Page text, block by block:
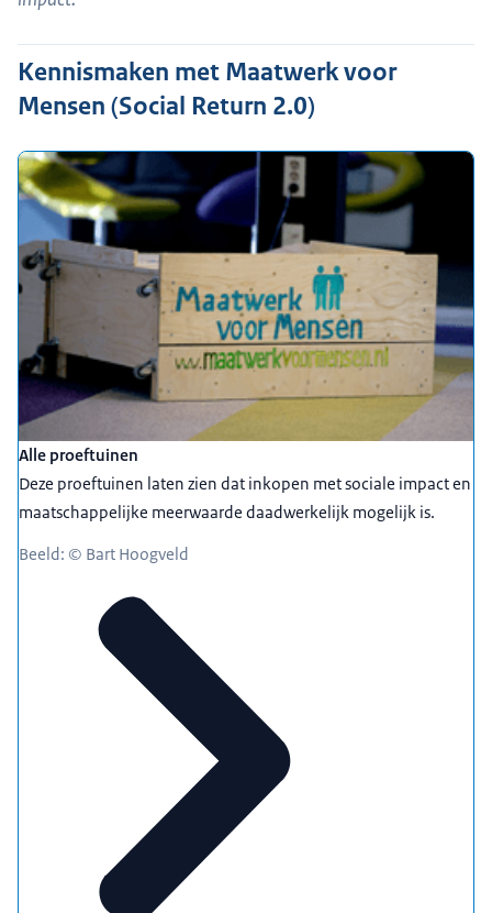
Kennismaken met Maatwerk voor
Mensen (Social Return 2.0)
Alle proeftuinen
Deze proeftuinen laten zien dat inkopen met sociale impact en
maatschappelijke meerwaarde daadwerkelijk mogelijk is.
Beeld: © Bart Hoogveld